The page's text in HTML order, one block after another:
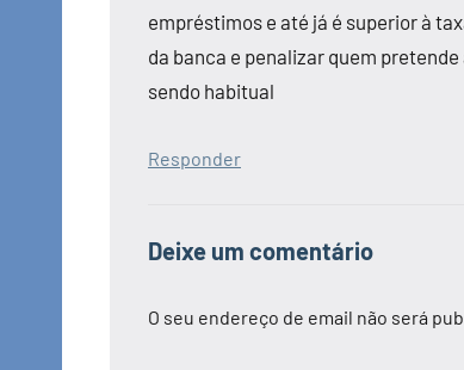
empréstimos e até já é superior à
da banca e penalizar quem
sendo habitual
Responder
Deixe um comentário
O seu endereço de email não será